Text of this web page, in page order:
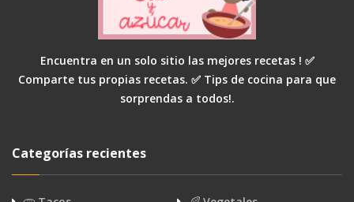
Encuentra en un solo sitio las mejores recetas ! ✅
Comparte tus propias recetas. ✅ Tips de cocina para que
sorprendas a todos!.
Categorías recientes